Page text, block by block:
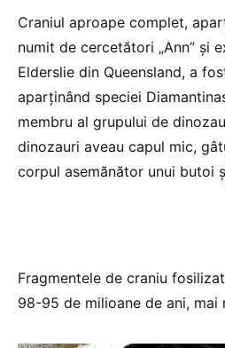
Craniul aproape complet,
numit de cercetători „Ann” şi
Elderslie din Queensland, a
aparţinând speciei
membru al grupului de
dinozauri aveau capul mic,
corpul asemănător unui butoi
Fragmentele de craniu
98-95 de milioane de ani, mai